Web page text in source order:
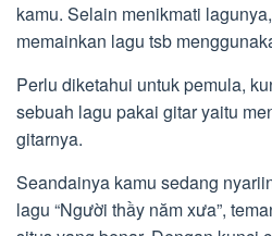
kamu. Selain menikmati
memainkan lagu tsb
Perlu diketahui untuk pemula,
sebuah lagu pakai gitar yaitu
gitarnya.
Seandainya kamu sedang
lagu “Người thầy năm xưa”,